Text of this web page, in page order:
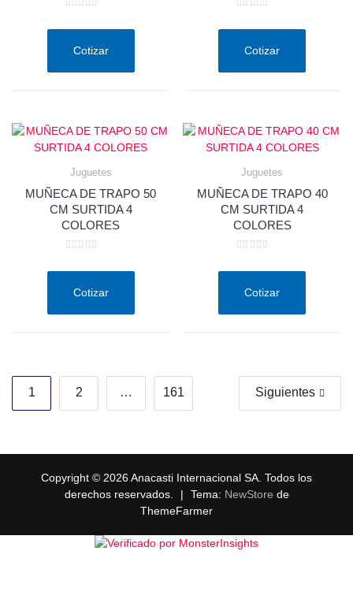
deCotizar
deCotizar
Juguetes
MUÑECA DE TRAPO 50
CM SURTIDA 4
COLORES
deCotizar
Juguetes
MUÑECA DE TRAPO 40
CM SURTIDA 4
COLORES
deCotizar
Paginación
de
entradas
1 2 … 161 Siguientes
Copyright © 2026 Anacasti Internacional SA. Todos los
derechos reservados.
| Tema: NewStore de
ThemeFarmer